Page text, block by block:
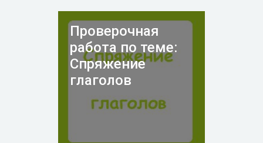
Проверочная
работа по теме:
Спряжение
глаголов